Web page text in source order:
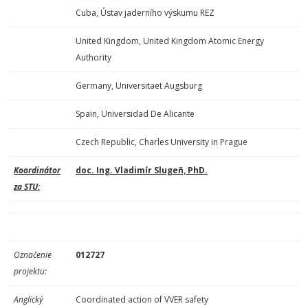
Cuba, Ústav jaderního výskumu REZ
United Kingdom, United Kingdom Atomic Energy
Authority
Germany, Universitaet Augsburg
Spain, Universidad De Alicante
Czech Republic, Charles University in Prague
Koordinátor
za STU:
doc. Ing. Vladimír Slugeň, PhD.
Označenie
projektu:
012727
Anglický
Coordinated action of VVER safety